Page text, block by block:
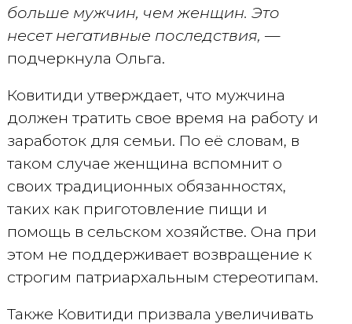
больше мужчин, чем женщин. Это
несет негативные последствия, —
подчеркнула Ольга.
Ковитиди утверждает, что мужчина
должен тратить свое время на работу и
заработок для семьи. По её словам, в
таком случае женщина вспомнит о
своих традиционных обязанностях,
таких как приготовление пищи и
помощь в сельском хозяйстве. Она при
этом не поддерживает возвращение к
строгим патриархальным стереотипам.
Также Ковитиди призвала увеличивать